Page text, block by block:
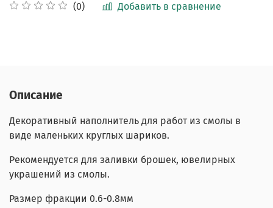
(0) Добавить в сравнение
Описание
Декоративный наполнитель для работ из смолы в
виде маленьких круглых шариков.
Рекомендуется для заливки брошек, ювелирных
украшений из смолы.
Размер фракции 0.6-0.8мм